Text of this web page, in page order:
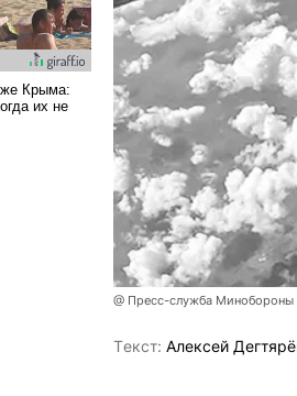
@ Пресс-служба
Tекст: Алексей